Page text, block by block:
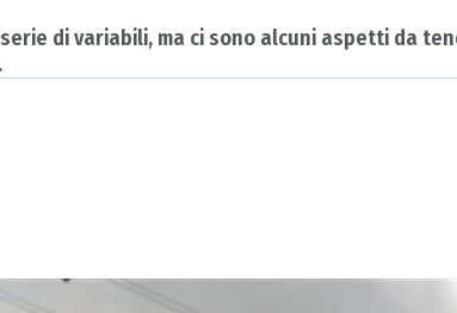
di variabili, ma ci sono alcuni aspetti da